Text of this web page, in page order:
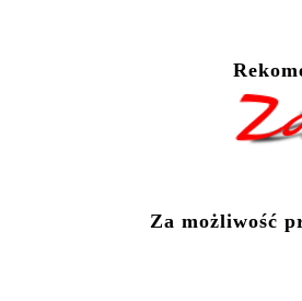
Za możliwość